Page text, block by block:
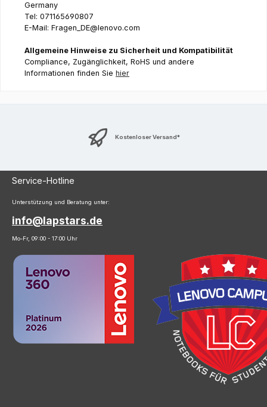
Germany
Tel: 071165690807
E-Mail: Fragen_DE@lenovo.com
Allgemeine Hinweise zu Sicherheit und Kompatibilität
Compliance, Zugänglichkeit, RoHS und andere
Informationen finden Sie hier
Kostenloser Versand*
Service-Hotline
Unterstützung und Beratung unter:
info@lapstars.de
Mo-Fr, 09:00 - 17:00 Uhr